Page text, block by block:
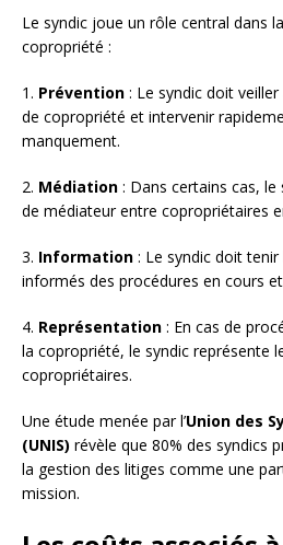
Le syndic joue un rôle central dans
copropriété :
1. Prévention : Le syndic doit
de copropriété et intervenir
manquement.
2. Médiation : Dans certains cas,
de médiateur entre copropriétaires
3. Information : Le syndic doit
informés des procédures en cours
4. Représentation : En cas de
la copropriété, le syndic représente
copropriétaires.
Une étude menée par l’Union des
(UNIS) révèle que 80% des syndics
la gestion des litiges comme une
mission.